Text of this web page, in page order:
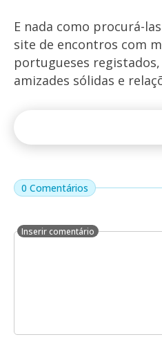
E nada como procurá-
site de encontros com
portugueses
amizades sólidas e
0 Comentários
Inserir comentário